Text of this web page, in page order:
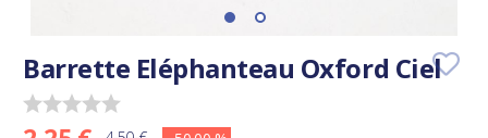
Barrette Eléphanteau Oxford Ciel